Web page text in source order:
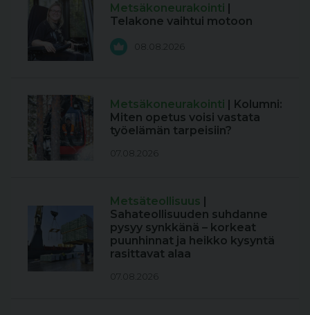
Metsäkoneurakointi |
Telakone vaihtui motoon
08.08.2026
Metsäkoneurakointi | Kolumni:
Miten opetus voisi vastata
työelämän tarpeisiin?
07.08.2026
Metsäteollisuus |
Sahateollisuuden suhdanne
pysyy synkkänä – korkeat
puunhinnat ja heikko kysyntä
rasittavat alaa
07.08.2026